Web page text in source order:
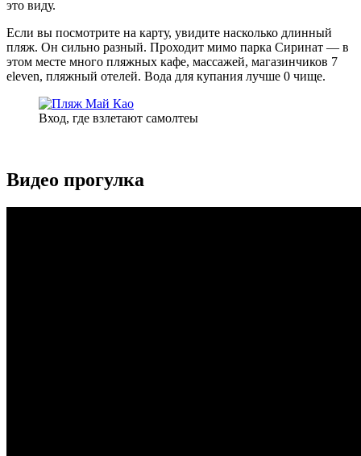
это виду.
Если вы посмотрите на карту, увидите насколько длинный
пляж. Он сильно разный. Проходит мимо парка Сиринат — в
этом месте много пляжных кафе, массажей, магазинчиков 7
eleven, пляжный отелей. Вода для купания лучше 0 чище.
Вход, где взлетают самолтеы
Видео прогулка